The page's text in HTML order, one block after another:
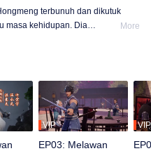
terbunuh dan dikutuk
masa kehidupan. Dia
Kemudian Tan Yun memiliki bakat
kekuatannya. Kemudian
dan menyatukan seluruh benua.
More
VIP
EP03: Melawan
VIP